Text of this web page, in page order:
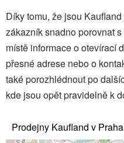
Díky tomu, že jsou
zákazník snadno porovnat
místě informace o otevírací
přesné adrese nebo o
také porozhlédnout po
kde jsou opět pravidelně k
Prodejny Kaufland v Praha